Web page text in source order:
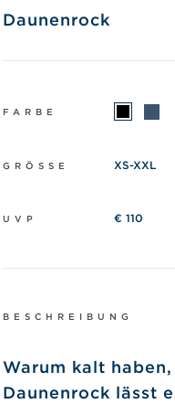
Daunenrock
FARBE
GRÖSSE XS-XXL
UVP € 110
BESCHREIBUNG
Warum kalt
Daunenrock lässt